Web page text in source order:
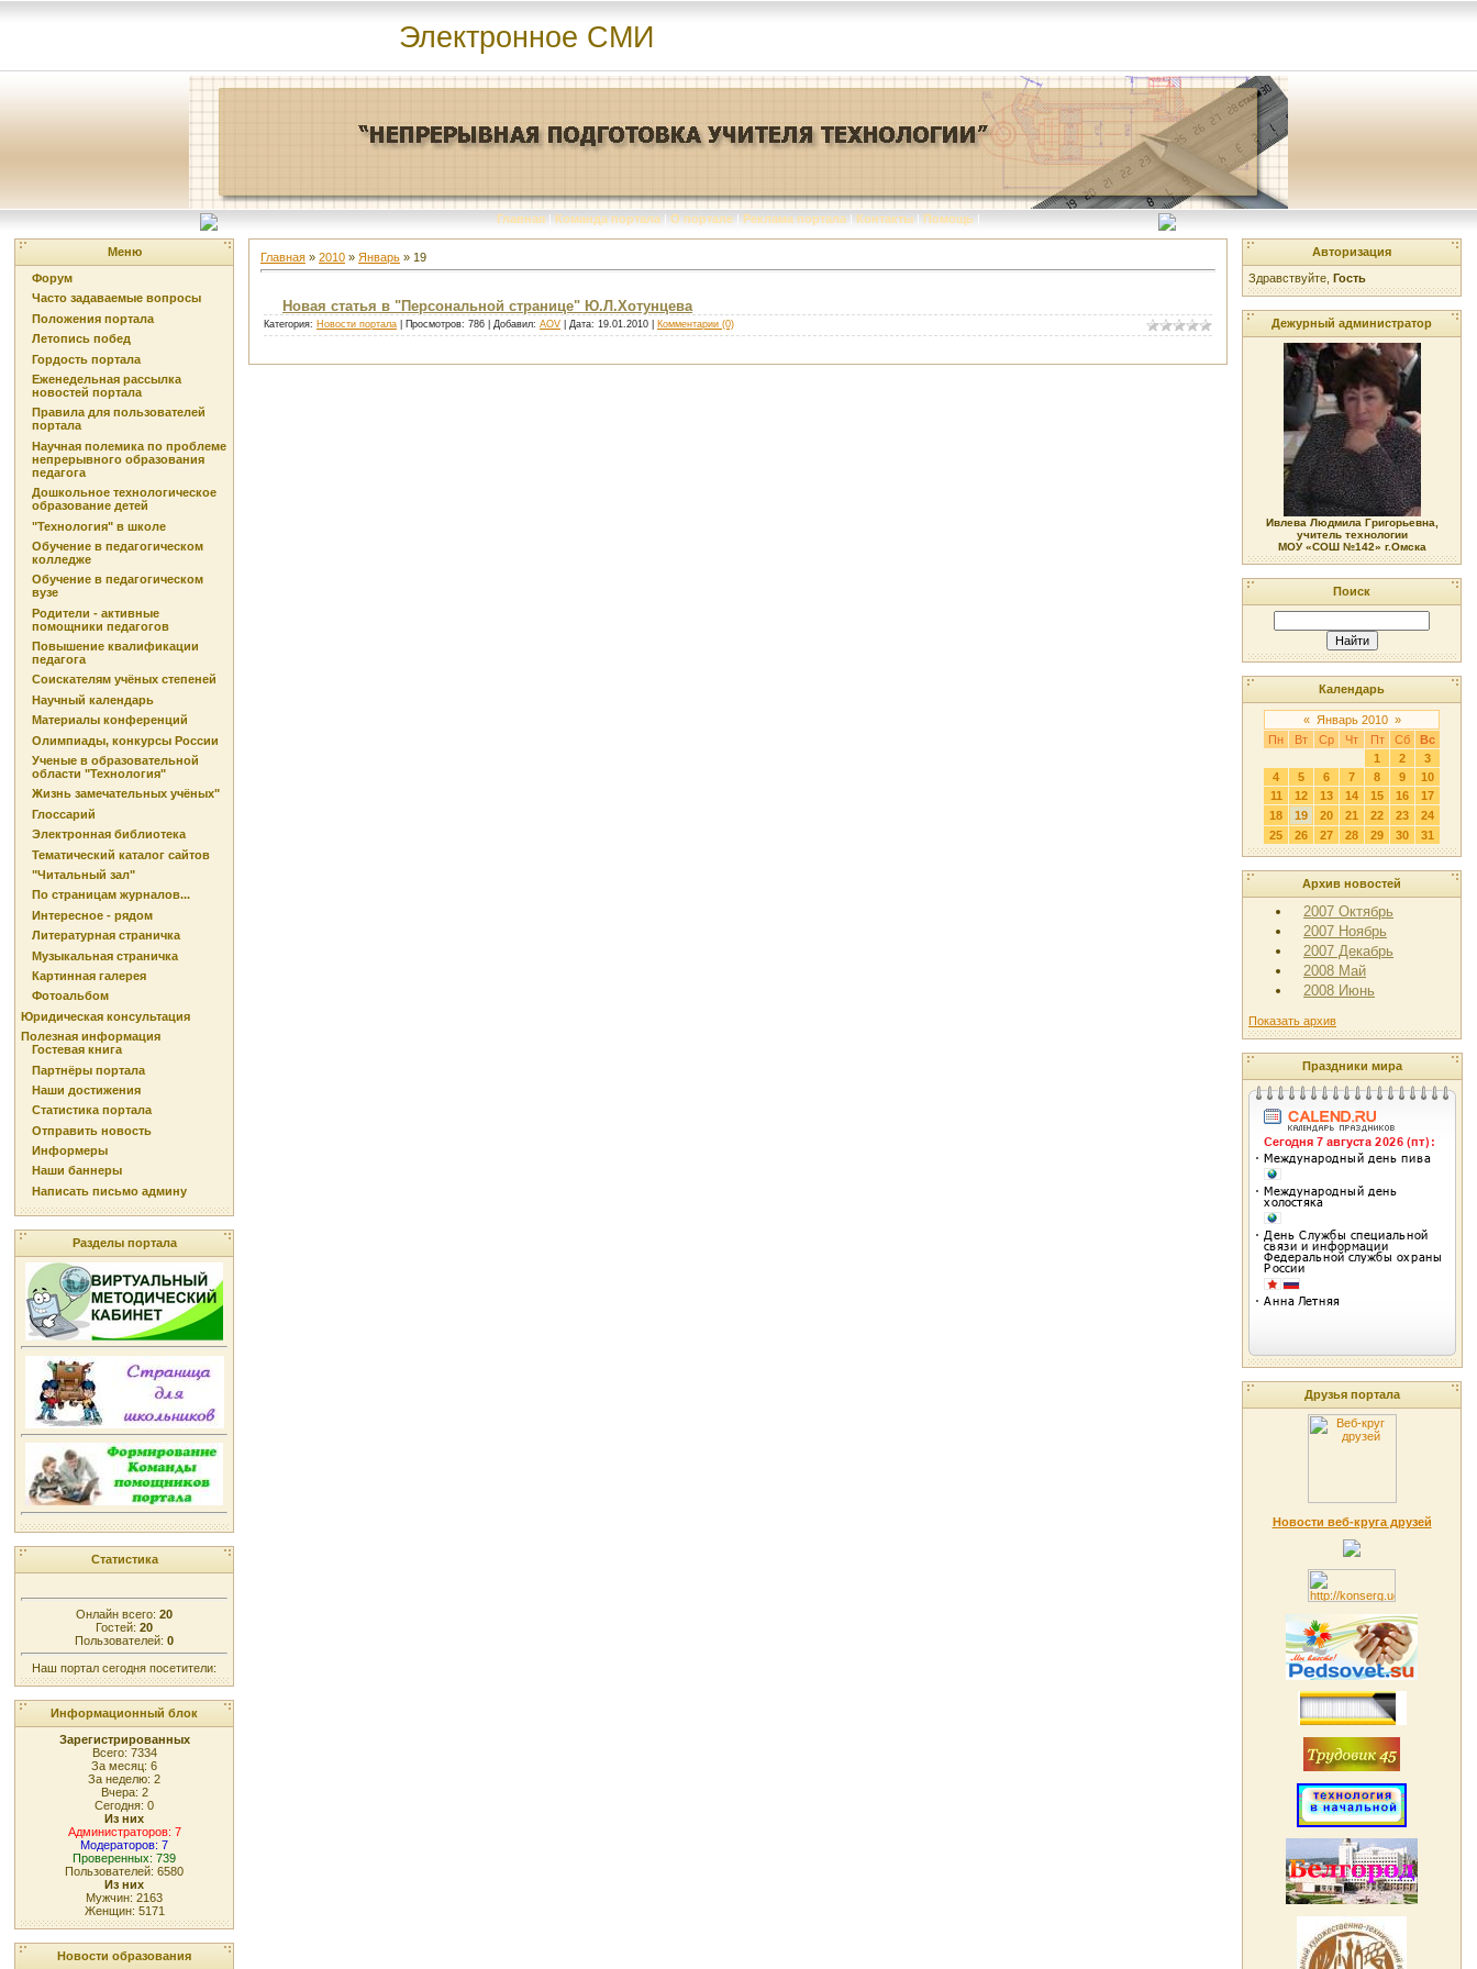
Электронное СМИ
Главная | Команда портала | О портале | Реклама портала | Контакты | Помощь |
Меню
Форум
Часто задаваемые вопросы
Положения портала
Летопись побед
Гордость портала
Еженедельная рассылка
новостей портала
Правила для пользователей
портала
Научная полемика по проблеме
непрерывного образования
педагога
Дошкольное технологическое
образование детей
"Технология" в школе
Обучение в педагогическом
колледже
Обучение в педагогическом
вузе
Родители - активные
помощники педагогов
Повышение квалификации
педагога
Соискателям учёных степеней
Научный календарь
Материалы конференций
Олимпиады, конкурсы России
Ученые в образовательной
области "Технология"
Жизнь замечательных учёных"
Глоссарий
Электронная библиотека
Тематический каталог сайтов
"Читальный зал"
По страницам журналов...
Интересное - рядом
Литературная страничка
Музыкальная страничка
Картинная галерея
Фотоальбом
Юридическая консультация
Полезная информация
Гостевая книга
Партнёры портала
Наши достижения
Статистика портала
Отправить новость
Информеры
Наши баннеры
Написать письмо админу
Разделы портала
Статистика
Онлайн всего: 20
Гостей: 20
Пользователей: 0
Наш портал сегодня посетители:
Информационный блок
Зарегистрированных
Всего: 7334
За месяц: 6
За неделю: 2
Вчера: 2
Сегодня: 0
Из них
Администраторов: 7
Модераторов: 7
Проверенных: 739
Пользователей: 6580
Из них
Мужчин: 2163
Женщин: 5171
Новости образования
Главная » 2010 » Январь » 19
Новая статья в "Персональной странице" Ю.Л.Хотунцева
Категория: Новости портала | Просмотров: 786 | Добавил: AOV | Дата: 19.01.2010 Комментарии (0)
Авторизация
Здравствуйте, Гость
Дежурный администратор
Ивлева Людмила Григорьевна,
учитель технологии
МОУ «СОШ №142» г.Омска
Поиск
Календарь
« Январь 2010 »
Пн
Вт Ср Чт Пт Сб
Вс
1
2
3
4
5 6 7 8 9
10
11
12 13 14 15 16
17
18
19 20 21 22 23
24
25
26 27 28 29 30 31
Архив новостей
2007 Октябрь
2007 Ноябрь
2007 Декабрь
2008 Май
2008 Июнь
Показать архив
Праздники мира
Друзья портала
Новости веб-круга друзей